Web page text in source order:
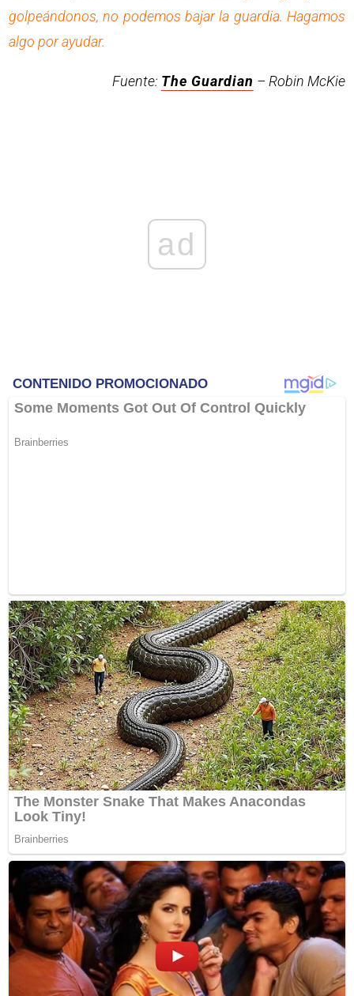
golpeándonos, no podemos bajar la guardia. Hagamos
algo por ayudar.
Fuente: The Guardian – Robin McKie
ad